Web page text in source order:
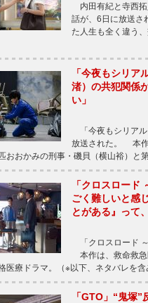
内田有紀と寺西拓
話が、6日に放送
た人生も全く違う
「今夜もシリア
渚）の共犯関係
い」
「今夜もシリアル
放送された。 本作
おおかみの刑事・磯貝（横山裕）と
「クロスロード
ごく難しいと感
とがある』って
「クロスロード
本作は、救命救急
医療ドラマ。（※以下、ネタバレを
「GTO」“鬼塚